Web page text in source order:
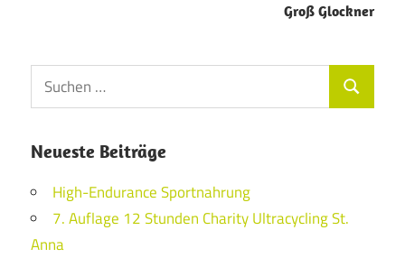
Groß Glockner
Suchen
nach:
Suchen
Neueste Beiträge
High-Endurance Sportnahrung
7. Auflage 12 Stunden Charity Ultracycling St.
Anna